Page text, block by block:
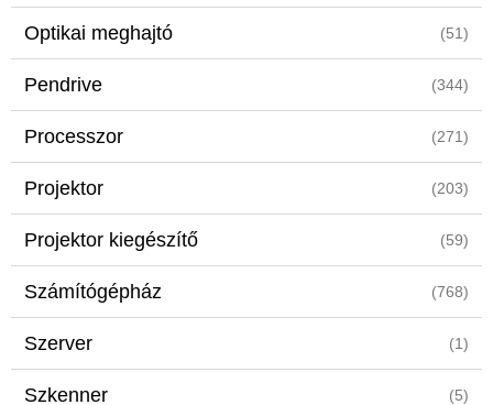
Optikai meghajtó (51)
Pendrive (344)
Processzor (271)
Projektor (203)
Projektor kiegészítő (59)
Számítógépház (768)
Szerver (1)
Szkenner (5)